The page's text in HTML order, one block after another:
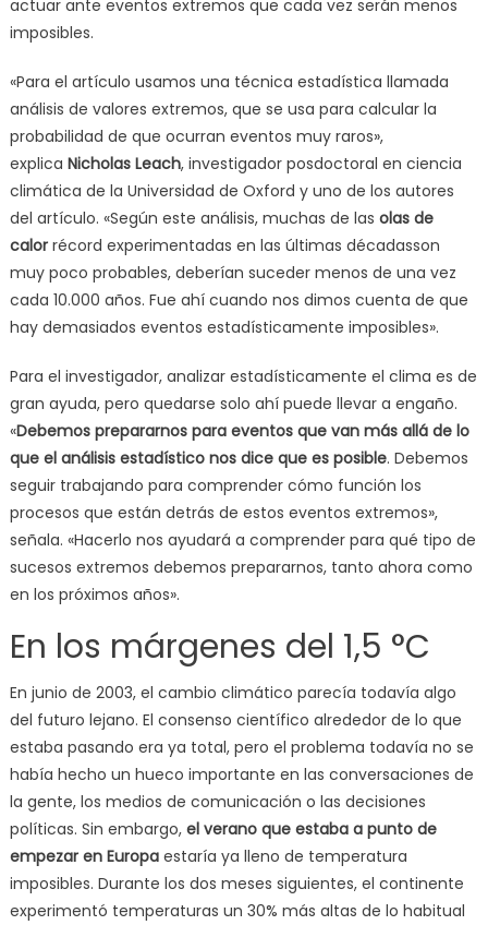
actuar ante eventos extremos que cada vez serán menos
imposibles.
«Para el artículo usamos una técnica estadística llamada
análisis de valores extremos, que se usa para calcular la
probabilidad de que ocurran eventos muy raros»,
explica Nicholas Leach, investigador posdoctoral en ciencia
climática de la Universidad de Oxford y uno de los autores
del artículo. «Según este análisis, muchas de las olas de
calorrécord experimentadas en las últimas décadasson
muy poco probables, deberían suceder menos de una vez
cada 10.000 años. Fue ahí cuando nos dimos cuenta de que
hay demasiados eventos estadísticamente imposibles».
Para el investigador, analizar estadísticamente el clima es de
gran ayuda, pero quedarse solo ahí puede llevar a engaño.
«Debemos prepararnos para eventos que van más allá de lo
que el análisis estadístico nos dice que es posible. Debemos
seguir trabajando para comprender cómo función los
procesos que están detrás de estos eventos extremos»,
señala. «Hacerlo nos ayudará a comprender para qué tipo de
sucesos extremos debemos prepararnos, tanto ahora como
en los próximos años».
En los márgenes del 1,5 °C
En junio de 2003, el cambio climático parecía todavía algo
del futuro lejano. El consenso científico alrededor de lo que
estaba pasando era ya total, pero el problema todavía no se
había hecho un hueco importante en las conversaciones de
la gente, los medios de comunicación o las decisiones
políticas. Sin embargo, el verano que estaba a punto de
empezar en Europaestaría ya lleno de temperatura
imposibles. Durante los dos meses siguientes, el continente
experimentó temperaturas un 30% más altas de lo habitual